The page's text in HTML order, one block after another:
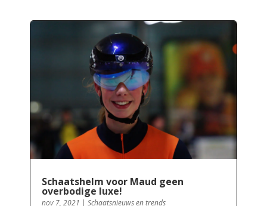
Schaatshelm voor Maud geen
overbodige luxe!
nov 7, 2021 | Schaatsnieuws en trends